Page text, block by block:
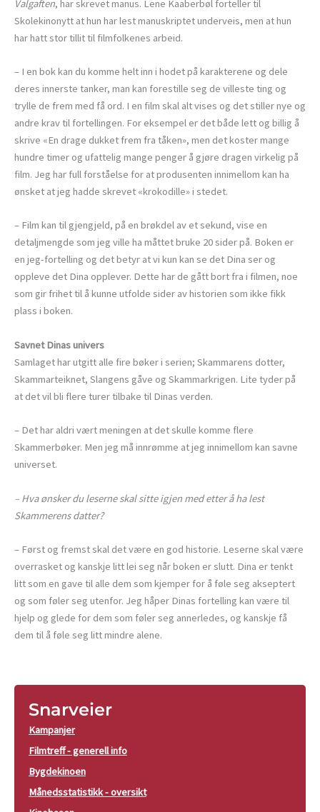
Valgaften, har skrevet manus. Lene Kaaberbøl forteller til
Skolekinonytt at hun har lest manuskriptet underveis, men at hun
har hatt stor tillit til filmfolkenes arbeid.
– I en bok kan du komme helt inn i hodet på karakterene og dele
deres innerste tanker, man kan forestille seg de villeste ting og
trylle de frem med få ord. I en film skal alt vises og det stiller nye og
andre krav til fortellingen. For eksempel er det både lett og billig å
skrive «En drage dukket frem fra tåken», men det koster mange
hundre timer og ufattelig mange penger å gjøre dragen virkelig på
film. Jeg har full forståelse for at produsenten innimellom kan ha
ønsket at jeg hadde skrevet «krokodille» i stedet.
– Film kan til gjengjeld, på en brøkdel av et sekund, vise en
detaljmengde som jeg ville ha måttet bruke 20 sider på. Boken er
en jeg-fortelling og det betyr at vi kun kan se det Dina ser og
oppleve det Dina opplever. Dette har de gått bort fra i filmen, noe
som gir frihet til å kunne utfolde sider av historien som ikke fikk
plass i boken.
Savnet Dinas univers
Samlaget har utgitt alle fire bøker i serien; Skammarens dotter,
Skammarteiknet, Slangens gåve og Skammarkrigen. Lite tyder på
at det vil bli flere turer tilbake til Dinas verden.
– Det har aldri vært meningen at det skulle komme flere
Skammerbøker. Men jeg må innrømme at jeg innimellom kan savne
universet.
– Hva ønsker du leserne skal sitte igjen med etter å ha lest
Skammerens datter?
– Først og fremst skal det være en god historie. Leserne skal være
overrasket og kanskje litt lei seg når boken er slutt. Dina er tenkt
litt som en gave til alle dem som kjemper for å føle seg akseptert
og som føler seg utenfor. Jeg håper Dinas fortelling kan være til
hjelp og glede for dem som føler seg annerledes, og kanskje få
dem til å føle seg litt mindre alene.
Snarveier
Kampanjer
Filmtreff - generell info
Bygdekinoen
Månedsstatistikk - oversikt